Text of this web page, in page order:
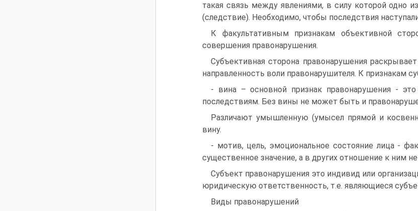
такая связь между явлениями, в силу которой одно
(следствие). Необходимо, чтобы последствия
К факультативным признакам объективной
совершения правонарушения.
Субъективная сторона правонарушения
направленность воли правонарушителя. К признакам
- вина – основной признак правонарушения -
последствиям. Без вины не может быть и
Различают умышленную (умысел прямой и
вину.
- мотив, цель, эмоциональное состояние лица -
существенное значение, а в других отношение к ним
Субъект правонарушения это индивид или
юридическую ответственность, т.е. являющиеся
Виды правонарушений